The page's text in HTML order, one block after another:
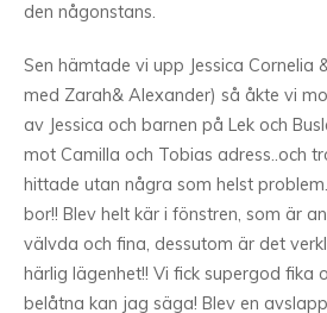
den någonstans.
Sen hämtade vi upp Jessica Cornelia
med Zarah& Alexander) så åkte vi
av Jessica och barnen på Lek och
mot Camilla och Tobias adress..och
hittade utan några som helst
bor!! Blev helt kär i fönstren, som är
välvda och fina, dessutom är det
härlig lägenhet!! Vi fick supergod fika
belåtna kan jag säga! Blev en